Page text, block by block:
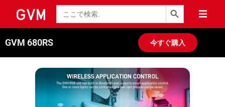
検
索
検索ボタン
GVM 680RS 今すぐ購入